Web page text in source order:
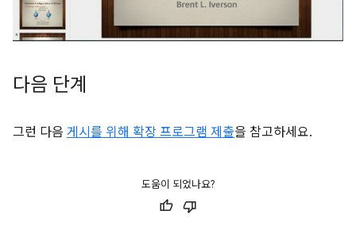
다음 단계
그런 다음 게시를 위해 확장 프로그램 제출을 참고하세요.
도움이 되었나요?